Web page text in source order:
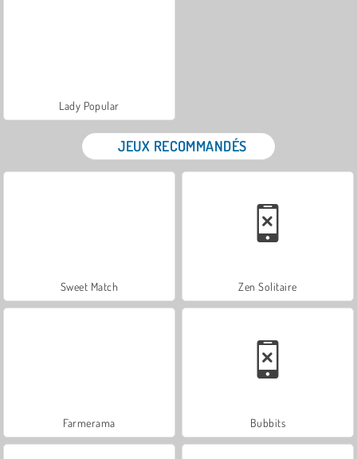
Lady Popular
JEUX RECOMMANDÉS
Sweet Match Zen Solitaire
Farmerama Bubbits